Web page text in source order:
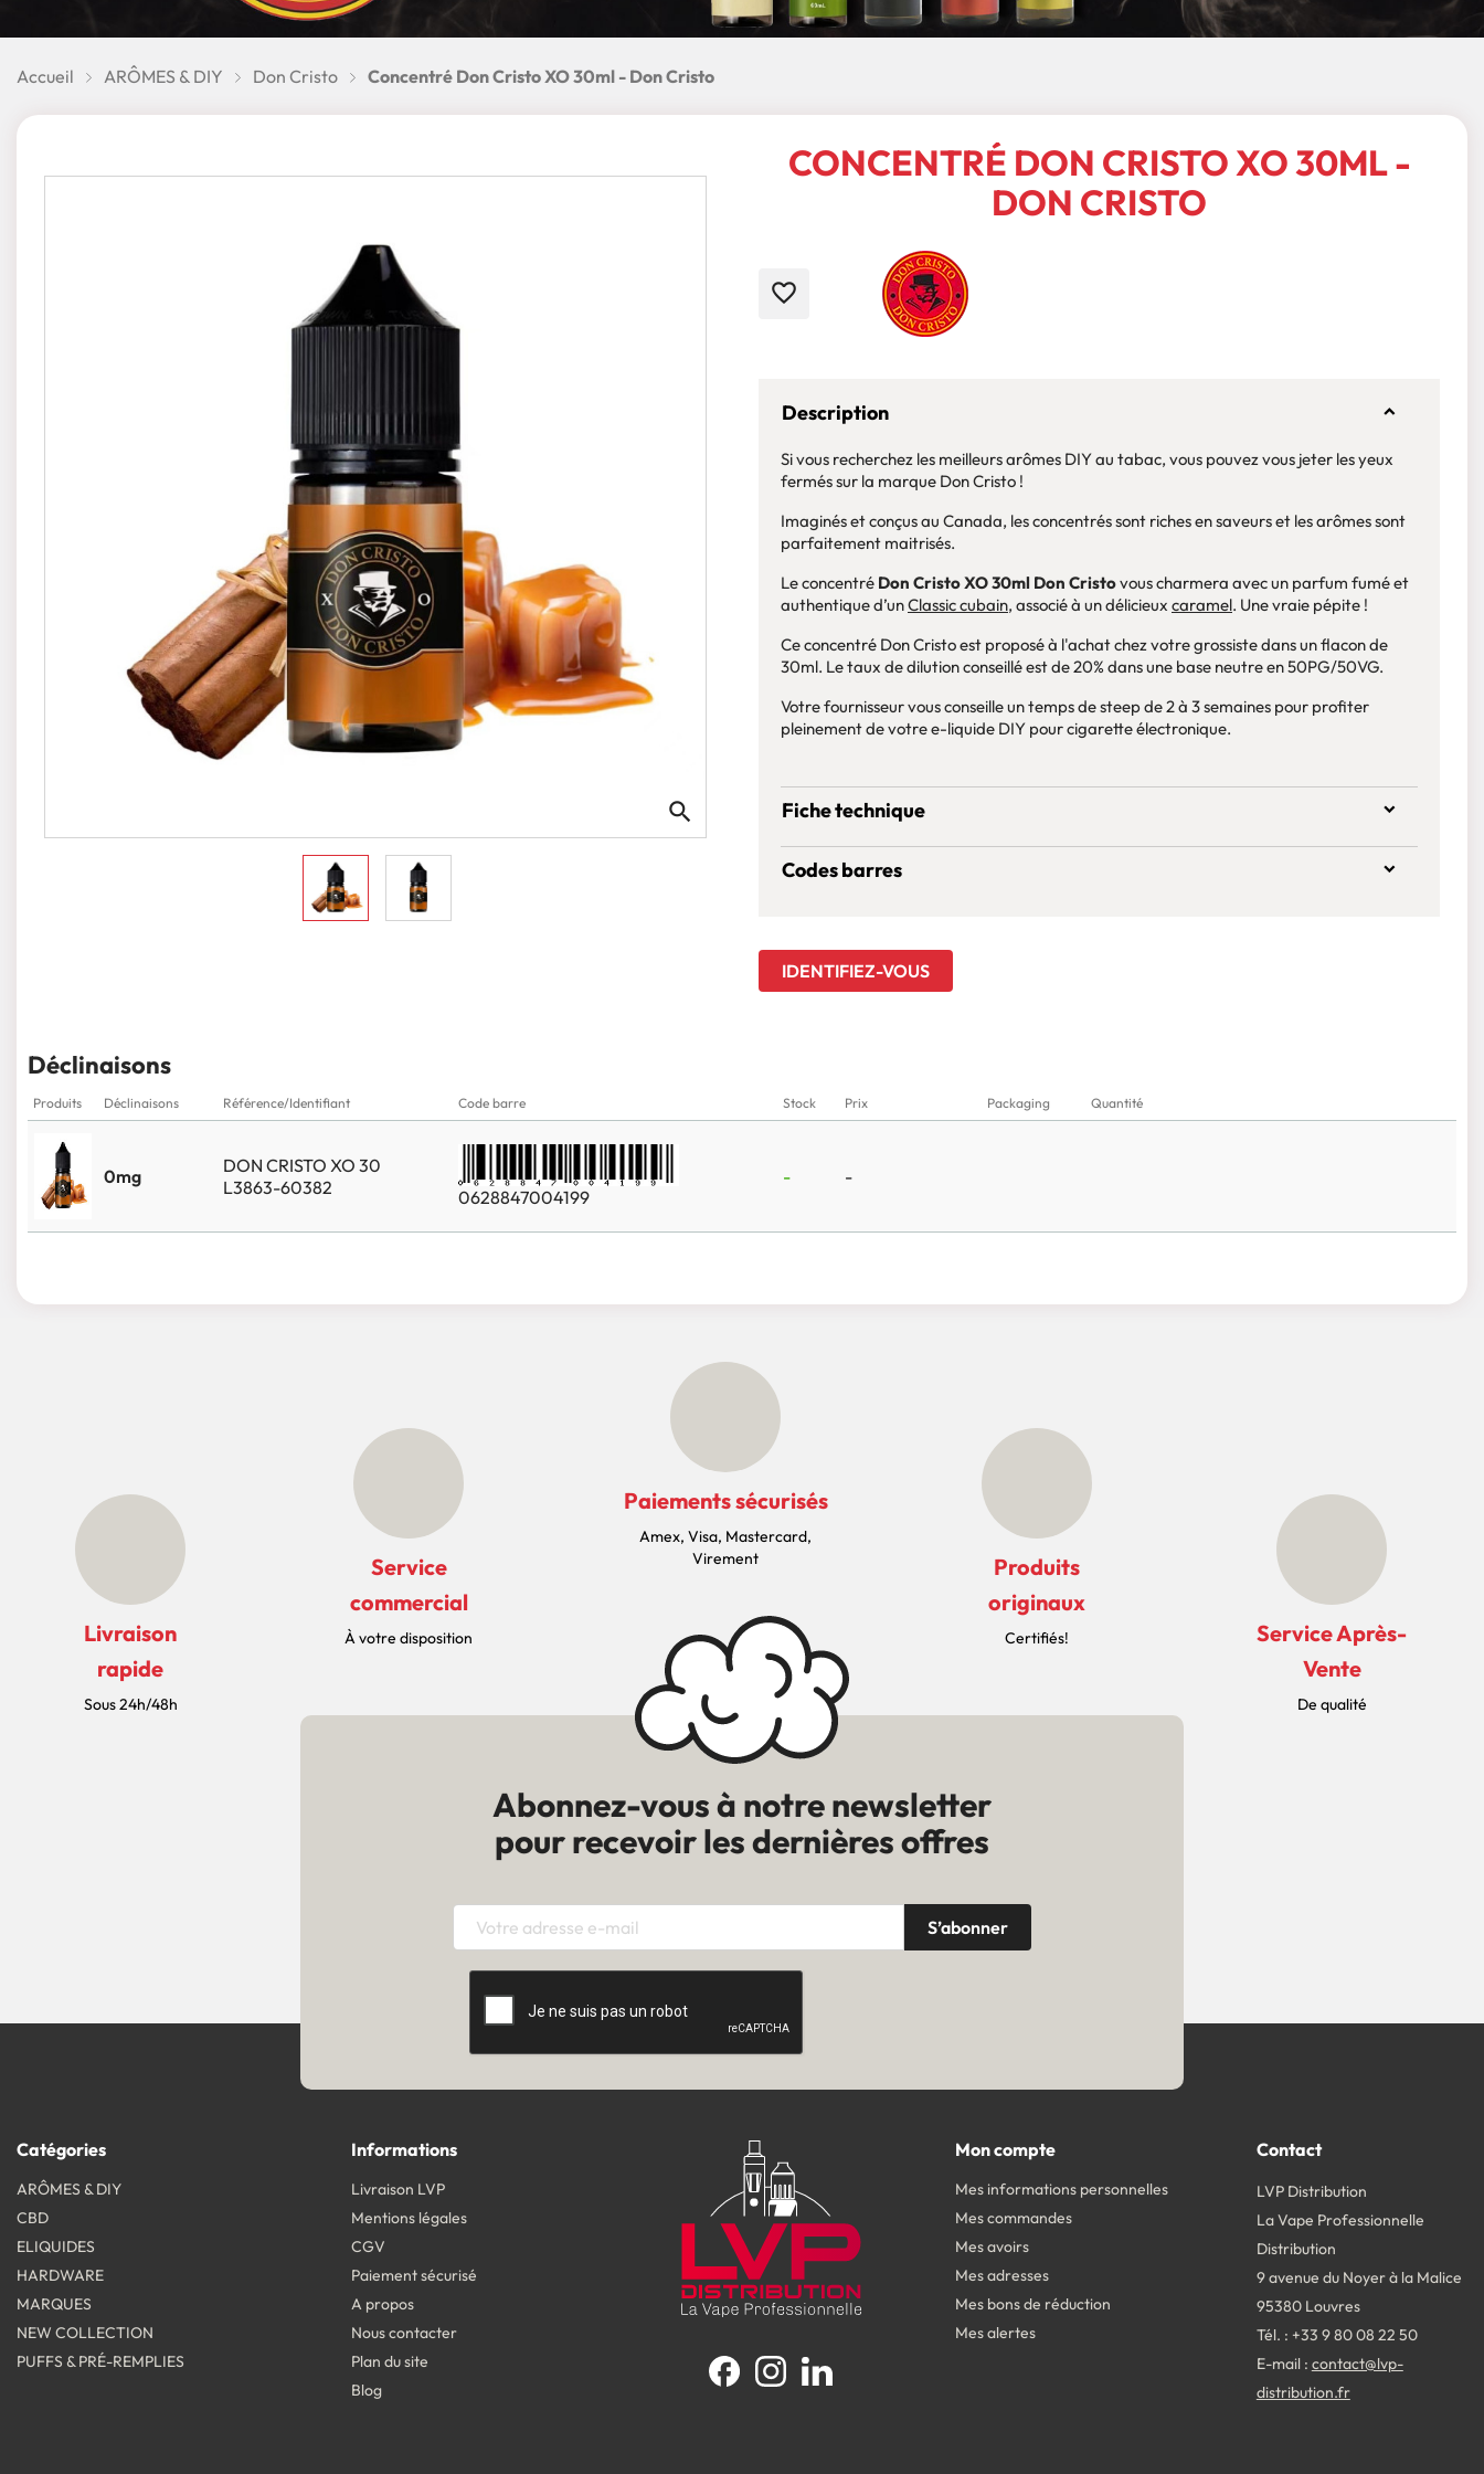
Accueil ARÔMES & DIY Don Cristo Concentré Don Cristo XO 30ml - Don Cristo
search
CONCENTRÉ DON CRISTO XO 30ML -
DON CRISTO
favorite_border
Description
Si vous recherchez les meilleurs arômes DIY au tabac, vous pouvez vous jeter les yeux
fermés sur la marque Don Cristo !
Imaginés et conçus au Canada, les concentrés sont riches en saveurs et les arômes sont
parfaitement maitrisés.
Le concentré Don Cristo XO 30ml Don Cristovous charmera avec un parfum fumé et
authentique d’unClassic cubain, associé à un délicieux caramel. Une vraie pépite !
Ce concentré Don Cristo est proposé à l'achat chez votre grossiste dans un flacon de
30ml. Le taux de dilution conseillé est de 20% dans une base neutre en 50PG/50VG.
Votre fournisseur vous conseille un temps de steep de 2 à 3 semaines pour profiter
pleinement de votre e-liquide DIY pour cigarette électronique.
Fiche technique
Codes barres
IDENTIFIEZ-VOUS
Déclinaisons
Produits Déclinaisons Référence/Identifiant Code barre Stock Prix Packaging Quantité
0mg
DON CRISTO XO 30
L3863-60382
0628847004199
- -
Livraison
rapide
Sous 24h/48h
Service
commercial
À votre disposition
Paiements sécurisés
Amex, Visa, Mastercard,
Virement
Produits
originaux
Certifiés!
Service Après-
Vente
De qualité
Abonnez-vous à notre newsletter
pour recevoir les dernières offres
Catégories
ARÔMES & DIY
CBD
ELIQUIDES
HARDWARE
MARQUES
NEW COLLECTION
PUFFS & PRÉ-REMPLIES
Informations
Livraison LVP
Mentions légales
CGV
Paiement sécurisé
A propos
Nous contacter
Plan du site
Blog
FacebookInstagram
Mon compte
Mes informations personnelles
Mes commandes
Mes avoirs
Mes adresses
Mes bons de réduction
Mes alertes
Contact
LVP Distribution
La Vape Professionnelle
Distribution
9 avenue du Noyer à la Malice
95380 Louvres
Tél. : +33 9 80 08 22 50
E-mail : contact@lvp-
distribution.fr